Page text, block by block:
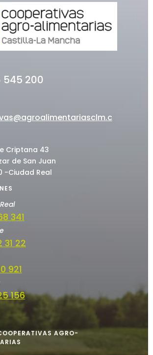
545 200
Criptana 43
de San Juan
-Ciudad Real
341
31 22
921
156
AGRO-